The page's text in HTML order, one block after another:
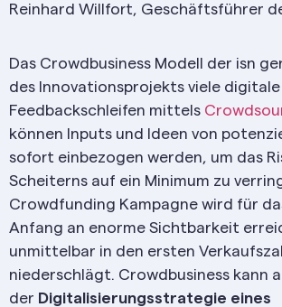
Reinhard Willfort, Geschäftsführer
Das Crowdbusiness Modell der isn
des Innovationsprojekts viele digitale
Feedbackschleifen mittels
können Inputs und Ideen von
sofort einbezogen werden, um das
Scheiterns auf ein Minimum zu
Crowdfunding Kampagne wird für
Anfang an enorme Sichtbarkeit
unmittelbar in den ersten
niederschlägt. Crowdbusiness kann
der Digitalisierungsstrategie eines